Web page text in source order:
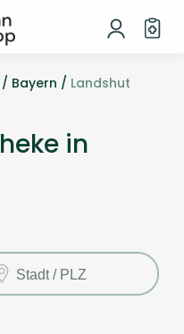
/ Bayern / Landshut
in